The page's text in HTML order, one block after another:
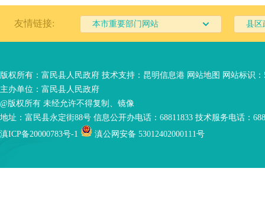
友情链接: 本市重要部门网站 县区
版权所有：富民县人民政府 技术支持： 昆明信息港 网站地图 网站标识：
主办单位：富民县人民政府
@版权所有 未经允许不得复制、镜像
地址：富民县永定街88号 信息公开办电话：68811833 技术服务电话：
滇ICP备20000783号-1
滇公网安备 53012402000111号